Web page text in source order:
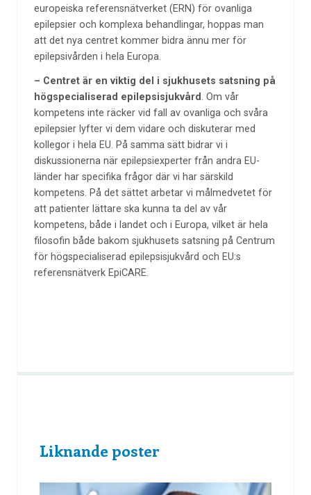
europeiska referensnätverket (ERN) för ovanliga
epilepsier och komplexa behandlingar, hoppas man
att det nya centret kommer bidra ännu mer för
epilepsivården i hela Europa.
– Centret är en viktig del i sjukhusets satsning på
högspecialiserad epilepsisjukvård . Om vår
kompetens inte räcker vid fall av ovanliga och svåra
epilepsier lyfter vi dem vidare och diskuterar med
kollegor i hela EU. På samma sätt bidrar vi i
diskussionerna när epilepsiexperter från andra EU-
länder har specifika frågor där vi har särskild
kompetens. På det sättet arbetar vi målmedvetet för
att patienter lättare ska kunna ta del av vår
kompetens, både i landet och i Europa, vilket är hela
filosofin både bakom sjukhusets satsning på Centrum
för högspecialiserad epilepsisjukvård och EU:s
referensnätverk EpiCARE.
Liknande poster